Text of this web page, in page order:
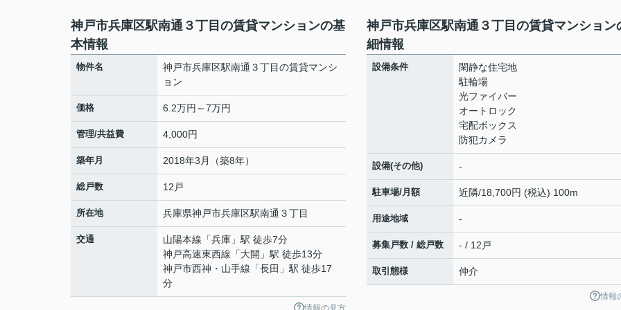
神戸市兵庫区駅南通３丁目の賃貸マンションの基
本情報
物件名
神戸市兵庫区駅南通３丁目の賃貸マンシ
ョン
価格 6.2万円～7万円
管理/共益費 4,000円
築年月 2018年3月（築8年）
総戸数 12戸
所在地 兵庫県神戸市兵庫区駅南通 ３丁目
交通 山陽本線 「兵庫 」駅 徒歩7分
神戸高速東西線 「大開 」駅 徒歩13分
神戸市西神・山手線 「長田 」駅 徒歩17
分
情報の見方
神戸市兵庫区駅南通３丁目の賃貸マンション
細情報
設備条件
閑静な住宅地
駐輪場
光ファイバー
オートロック
宅配ボックス
防犯カメラ
設備(その他) -
駐車場/月額 近隣/18,700円 (税込) 100m
用途地域 -
募集戸数 / 総戸数 - / 12戸
取引態様 仲介
情報